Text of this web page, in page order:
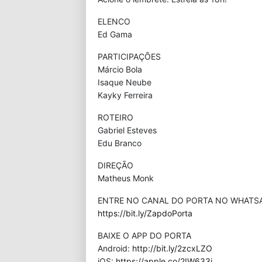
ELENCO
Ed Gama
PARTICIPAÇÕES
Márcio Bola
Isaque Neube
Kayky Ferreira
ROTEIRO
Gabriel Esteves
Edu Branco
DIREÇÃO
Matheus Monk
ENTRE NO CANAL DO PORTA NO
https://bit.ly/ZapdoPorta
BAIXE O APP DO PORTA
Android: http://bit.ly/2zcxLZO